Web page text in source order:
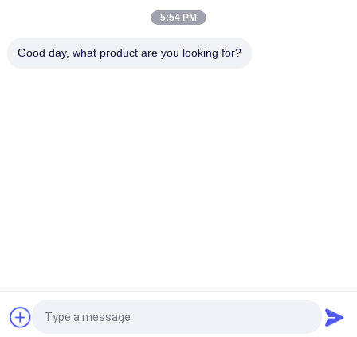
Het dubbel zag de Gegalvaniseerde Pallets van het
Vraag een offerte aan
5:54 PM
Good day, what product are you looking for?